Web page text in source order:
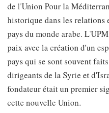
de l'Union Pour la
historique dans les relations
pays du monde arabe.
paix avec la création d'un
pays qui se sont souvent
dirigeants de la Syrie et
fondateur était un premier
cette nouvelle Union.